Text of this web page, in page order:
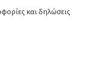
και δηλώσεις